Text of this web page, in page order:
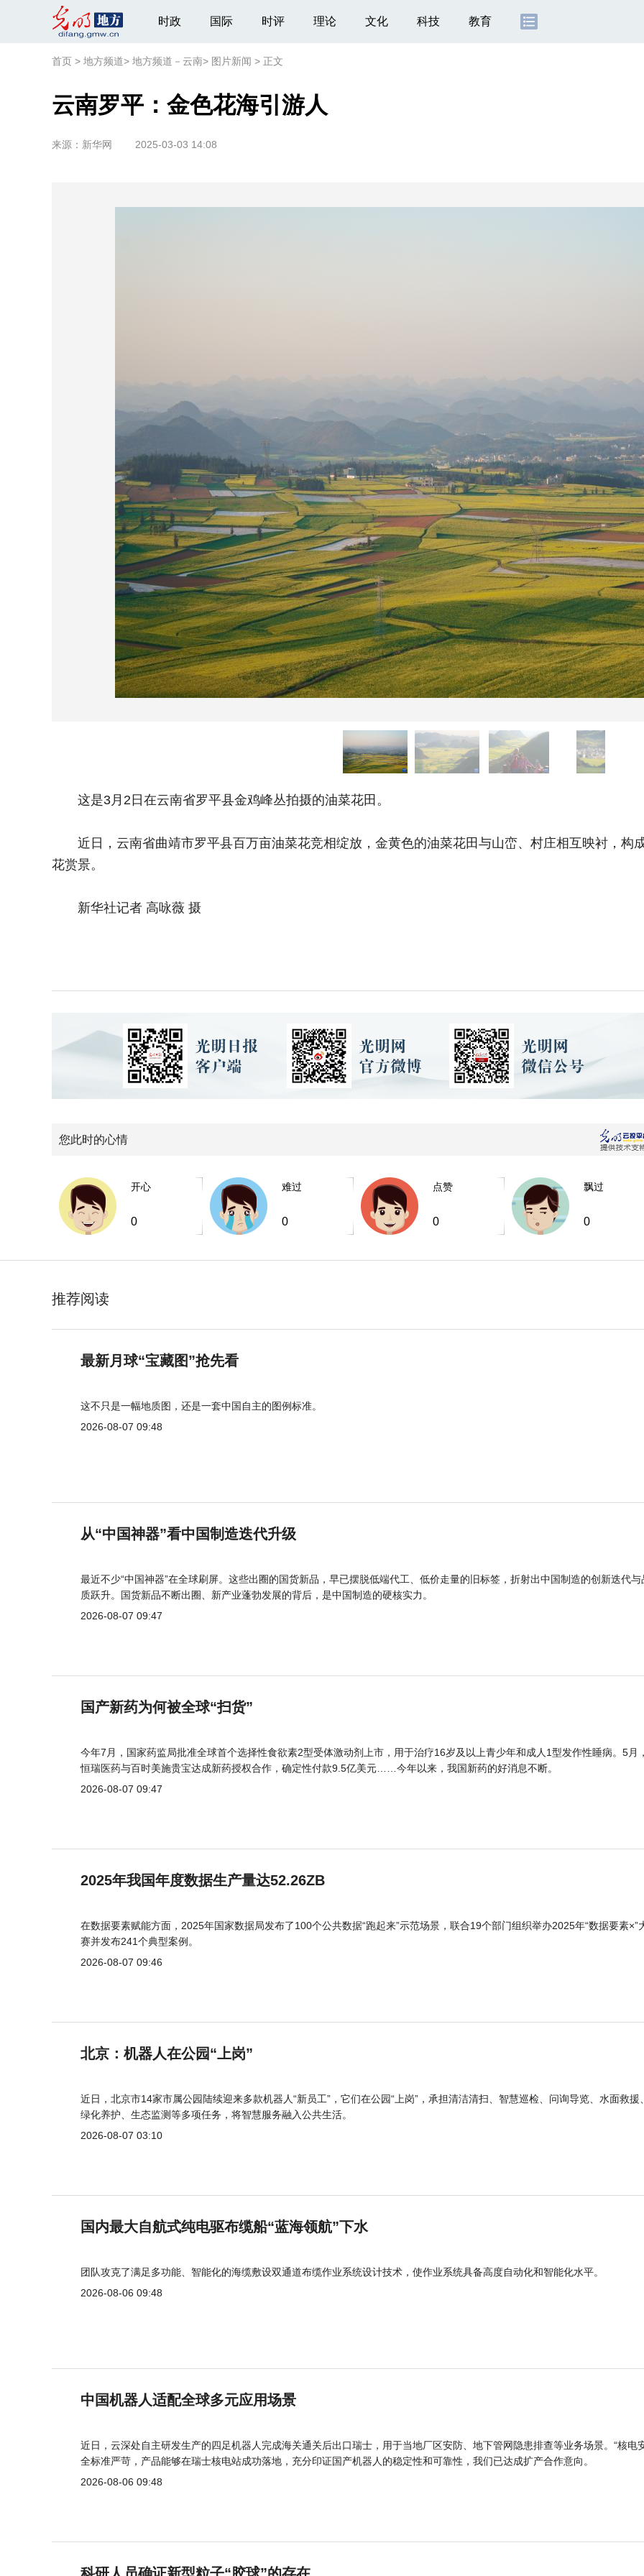
时政 国际 时评 理论 文化 科技 教育
首页 > 地方频道> 地方频道－云南> 图片新闻 > 正文
云南罗平：金色花海引游人
来源： 新华网 2025-03-03 14:08
这是3月2日在云南省罗平县金鸡峰丛拍摄的油菜花田。
近日，云南省曲靖市罗平县百万亩油菜花竞相绽放，金黄色的油菜花田与山峦、村庄相互映衬，构
花赏景。
新华社记者 高咏薇 摄
您此时的心情
开心
0
难过
0
点赞
0
飘过
0
推荐阅读
最新月球“宝藏图”抢先看
这不只是一幅地质图，还是一套中国自主的图例标准。
2026-08-07 09:48
从“中国神器”看中国制造迭代升级
最近不少“中国神器”在全球刷屏。这些出圈的国货新品，早已摆脱低端代工、低价走量的旧标签，折射出中国制造的创新迭代与
质跃升。国货新品不断出圈、新产业蓬勃发展的背后，是中国制造的硬核实力。
2026-08-07 09:47
国产新药为何被全球“扫货”
今年7月，国家药监局批准全球首个选择性食欲素2型受体激动剂上市，用于治疗16岁及以上青少年和成人1型发作性睡病。5月
恒瑞医药与百时美施贵宝达成新药授权合作，确定性付款9.5亿美元……今年以来，我国新药的好消息不断。
2026-08-07 09:47
2025年我国年度数据生产量达52.26ZB
在数据要素赋能方面，2025年国家数据局发布了100个公共数据“跑起来”示范场景，联合19个部门组织举办2025年“数据要素×”
赛并发布241个典型案例。
2026-08-07 09:46
北京：机器人在公园“上岗”
近日，北京市14家市属公园陆续迎来多款机器人“新员工”，它们在公园“上岗”，承担清洁清扫、智慧巡检、问询导览、水面救援
绿化养护、生态监测等多项任务，将智慧服务融入公共生活。
2026-08-07 03:10
国内最大自航式纯电驱布缆船“蓝海领航”下水
团队攻克了满足多功能、智能化的海缆敷设双通道布缆作业系统设计技术，使作业系统具备高度自动化和智能化水平。
2026-08-06 09:48
中国机器人适配全球多元应用场景
近日，云深处自主研发生产的四足机器人完成海关通关后出口瑞士，用于当地厂区安防、地下管网隐患排查等业务场景。“核电
全标准严苛，产品能够在瑞士核电站成功落地，充分印证国产机器人的稳定性和可靠性，我们已达成扩产合作意向。
2026-08-06 09:48